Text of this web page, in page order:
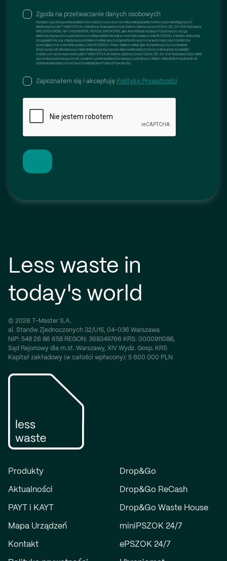
Zgoda na przetwarzanie danych osobowych
Wyrażam zgodę na przetwarzanie moich danych osobowych w celu przekazywania mi informacji marketingowych i
handlowych przez T-MASTER S.A. z siedzibą w Warszawie przy Al. Stanów Zjednoczonych 32 lok. U15, 04-036 Warszawa,
KRS: 0000911088, NIP: 5482686658, REGON: 368349766, jako Administratora Danych Osobowych, drogą
elektroniczną za pomocą środków komunikacji elektronicznej w rozumieniu ustawy z dnia 18.07.2002 r. o świadczeniu usług
drogą elektroniczną, a także na użycie telekomunikacyjnych urządzeń końcowych oraz automatycznych systemów
wywołujących w rozumieniu ustawy z dnia 16.07.2004 r. Prawo telekomunikacyjne. Wyrażenie zgody ma charakter
dobrowolny. Możliwe jest wycofanie niniejszej zgody poprzez skierowanie wiadomości e-mail na adres: kontakt@t-
master.com lub korespondencyjnie: T-MASTER S.A. Al. Stanów Zjednoczonych 32 lok. U15, 04-036 Warszawa. Wycofanie
zgody nie wpływa na zgodność z prawem przetwarzania dokonanego przed jej wycofaniem. Więcej informacji na temat
przetwarzania danych osobowych znajduje się w Polityce Prywatności.
Zapoznałem się i akceptuję Politykę Prywatności
Less waste in
today's world
© 2026 T-Master S.A.
al. Stanów Zjednoczonych 32/U15, 04-036 Warszawa
NIP: 548 26 86 658 REGON: 368349766 KRS: 0000911088,
Sąd Rejonowy dla m.st. Warszawy, XIV Wydz. Gosp. KRS
Kapitał zakładowy (w całości wpłacony): 5 600 000 PLN
Produkty
Aktualności
PAYT i KAYT
Mapa Urządzeń
Kontakt
Drop&Go
Drop&Go ReCash
Drop&Go Waste House
miniPSZOK 24/7
ePSZOK 24/7